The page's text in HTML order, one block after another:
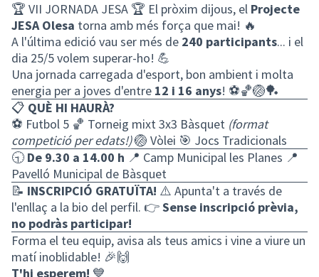
🏆 VII JORNADA JESA 🏆 El pròxim dijous, el Projecte
JESA Olesa torna amb més força que mai! 🔥
A l'última edició vau ser més de 240 participants... i el
dia 25/5 volem superar-ho! 💪
Una jornada carregada d'esport, bon ambient i molta
energia per a joves d'entre 12 i 16 anys! ⚽🏀🏐🏓
📋 QUÈ HI HAURÀ?
⚽ Futbol 5 🏀 Torneig mixt 3x3 Bàsquet (format
competició per edats!)🏐 Vòlei 🎯 Jocs Tradicionals
🕤De 9.30 a 14.00 h 📍 Camp Municipal les Planes 📍
Pavelló Municipal de Bàsquet
📝 INSCRIPCIÓ GRATUÏTA! ⚠️ Apunta't a través de
l'enllaç a la bio del perfil. 👉Sense inscripció prèvia,
no podràs participar!
Forma el teu equip, avisa als teus amics i vine a viure un
matí inoblidable! 🎉🙌
T'hi esperem! 💙